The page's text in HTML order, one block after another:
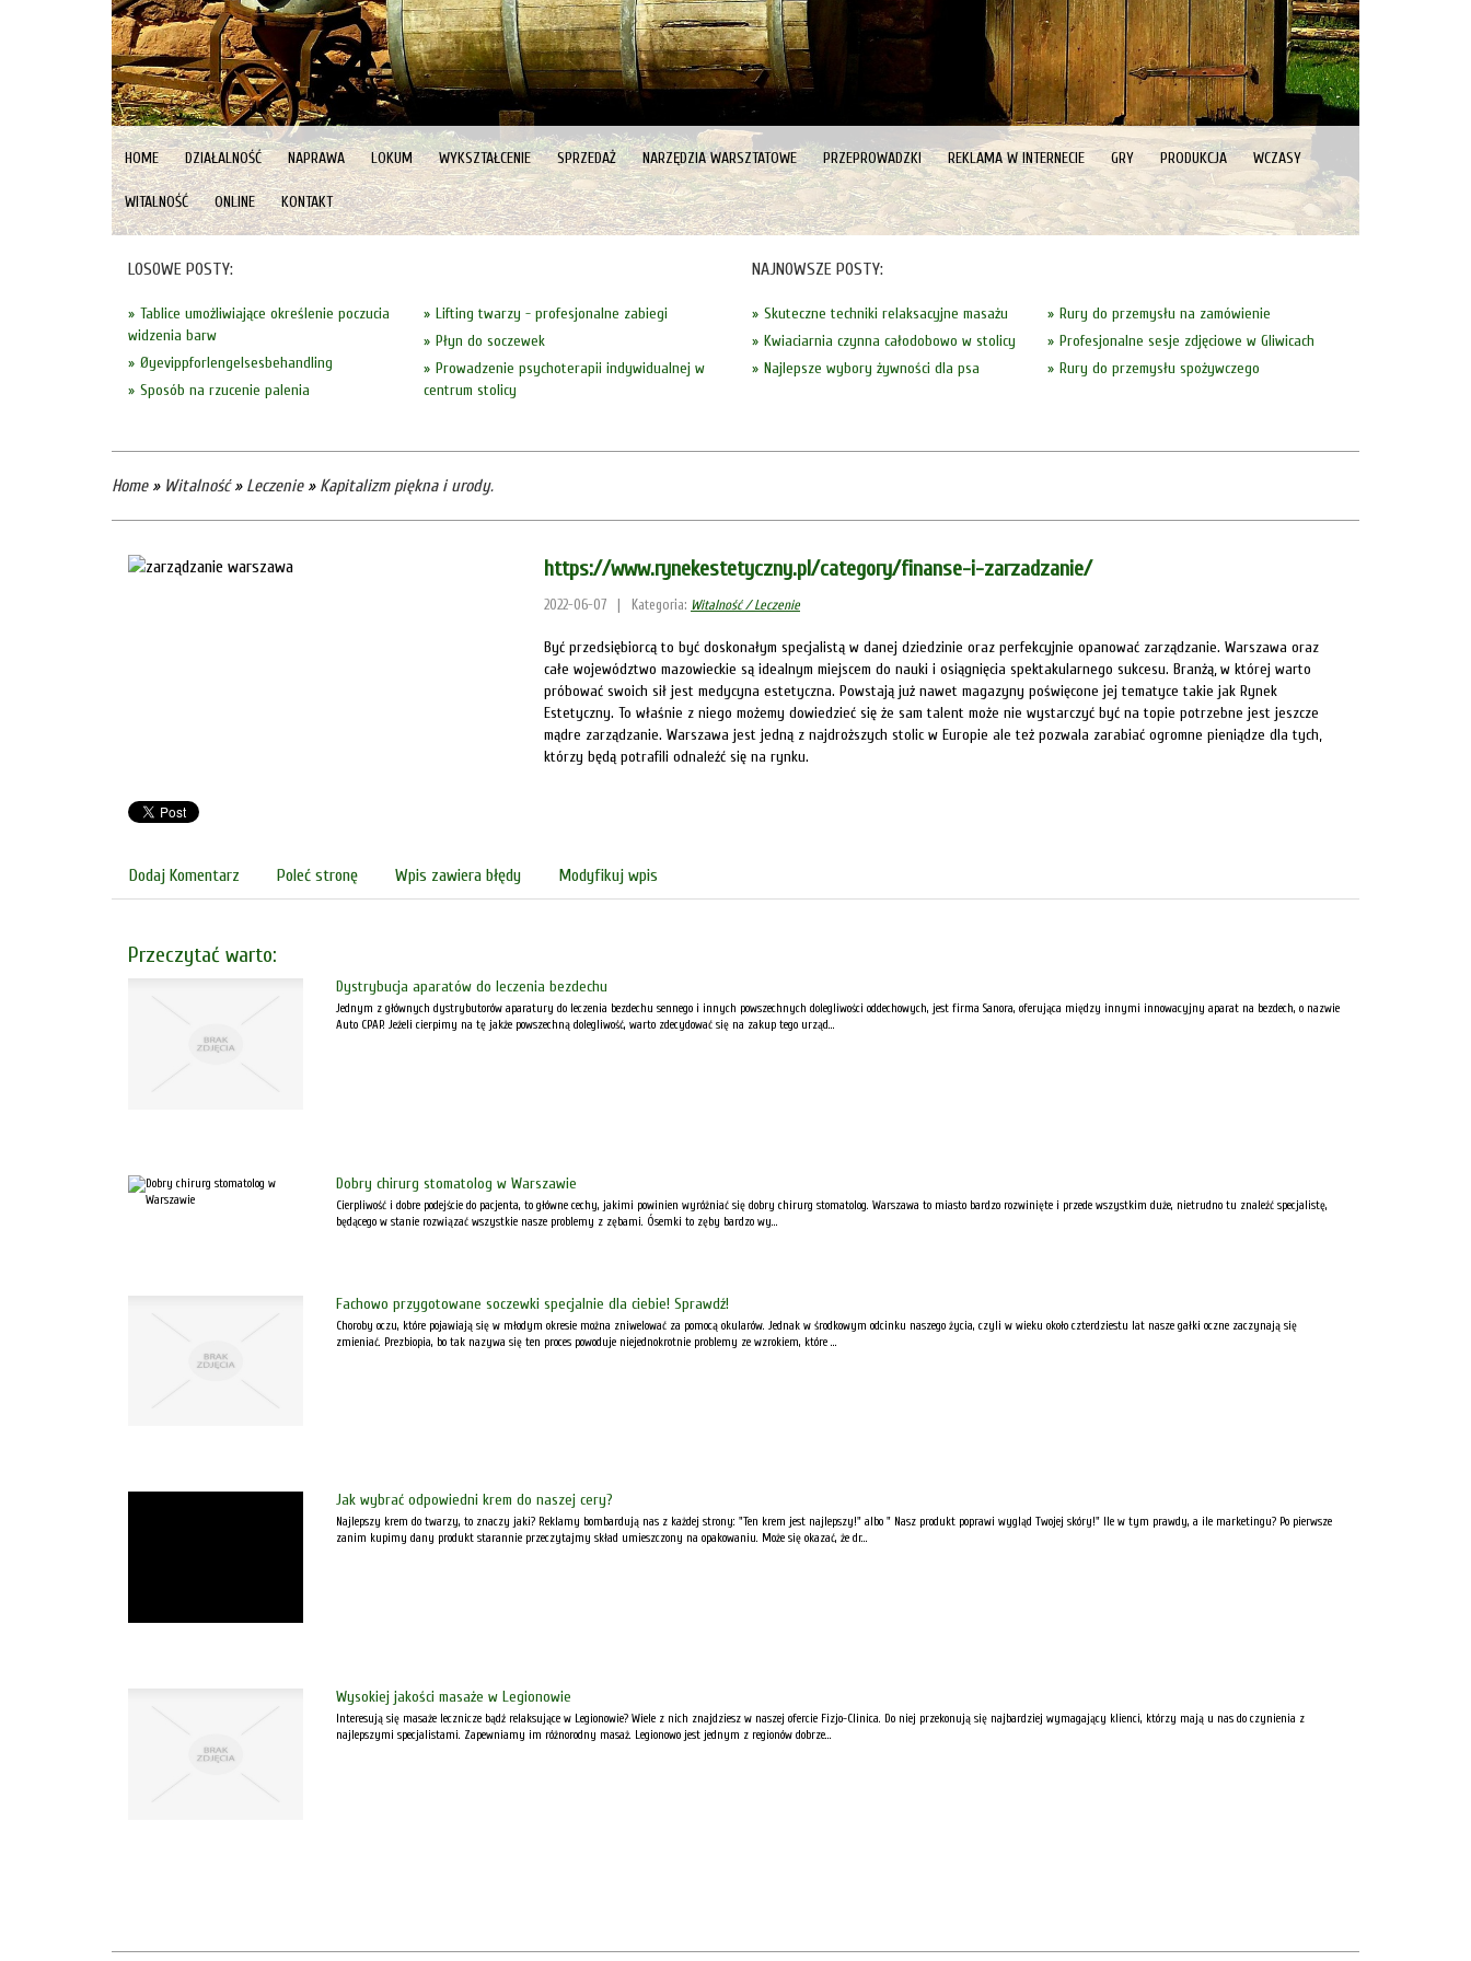
HOME DZIAŁALNOŚĆ NAPRAWA LOKUM WYKSZTAŁCENIE SPRZEDAŻ NARZĘDZIA WARSZTATOWE PRZEPROWADZKI REKLAMA W INTERNECIE GRY PRODUKCJA WCZASY
WITALNOŚĆ ONLINE KONTAKT
LOSOWE POSTY:
Lifting twarzy - profesjonalne zabiegi
Tablice umożliwiające określenie poczucia
widzenia barw
Płyn do soczewek
Øyevippforlengelsesbehandling
Prowadzenie psychoterapii indywidualnej w
centrum stolicy
Sposób na rzucenie palenia
NAJNOWSZE POSTY:
Rury do przemysłu na zamówienie
Skuteczne techniki relaksacyjne masażu
Profesjonalne sesje zdjęciowe w Gliwicach
Kwiaciarnia czynna całodobowo w stolicy
Rury do przemysłu spożywczego
Najlepsze wybory żywności dla psa
Home» Witalność» Leczenie» Kapitalizm piękna i urody.
https://www.rynekestetyczny.pl/category/finanse-i-zarzadzanie/
2022-06-07 Kategoria: Witalność / Leczenie
Być przedsiębiorcą to być doskonałym specjalistą w danej dziedzinie oraz perfekcyjnie opanować zarządzanie. Warszawa oraz
całe województwo mazowieckie są idealnym miejscem do nauki i osiągnięcia spektakularnego sukcesu. Branżą, w której warto
próbować swoich sił jest medycyna estetyczna. Powstają już nawet magazyny poświęcone jej tematyce takie jak Rynek
Estetyczny. To właśnie z niego możemy dowiedzieć się że sam talent może nie wystarczyć być na topie potrzebne jest jeszcze
mądre zarządzanie. Warszawa jest jedną z najdroższych stolic w Europie ale też pozwala zarabiać ogromne pieniądze dla tych,
którzy będą potrafili odnaleźć się na rynku.
Dodaj Komentarz Poleć stronę Wpis zawiera błędy Modyfikuj wpis
Przeczytać warto:
Dystrybucja aparatów do leczenia bezdechu
Jednym z głównych dystrybutorów aparatury do leczenia bezdechu sennego i innych powszechnych dolegliwości oddechowych, jest firma Sanora, oferująca między innymi innowacyjny aparat na bezdech, o nazwie
Auto CPAP. Jeżeli cierpimy na tę jakże powszechną dolegliwość, warto zdecydować się na zakup tego urząd...
Dobry chirurg stomatolog w Warszawie
Cierpliwość i dobre podejście do pacjenta, to główne cechy, jakimi powinien wyróżniać się dobry chirurg stomatolog. Warszawa to miasto bardzo rozwinięte i przede wszystkim duże, nietrudno tu znaleźć specjalistę,
będącego w stanie rozwiązać wszystkie nasze problemy z zębami. Ósemki to zęby bardzo wy...
Fachowo przygotowane soczewki specjalnie dla ciebie! Sprawdź!
Choroby oczu, które pojawiają się w młodym okresie można zniwelować za pomocą okularów. Jednak w środkowym odcinku naszego życia, czyli w wieku około czterdziestu lat nasze gałki oczne zaczynają się
zmieniać. Prezbiopia, bo tak nazywa się ten proces powoduje niejednokrotnie problemy ze wzrokiem, które ...
Jak wybrać odpowiedni krem do naszej cery?
Najlepszy krem do twarzy, to znaczy jaki? Reklamy bombardują nas z każdej strony: "Ten krem jest najlepszy!" albo " Nasz produkt poprawi wygląd Twojej skóry!" Ile w tym prawdy, a ile marketingu? Po pierwsze
zanim kupimy dany produkt starannie przeczytajmy skład umieszczony na opakowaniu. Może się okazać, że dr...
Wysokiej jakości masaże w Legionowie
Interesują się masaże lecznicze bądź relaksujące w Legionowie? Wiele z nich znajdziesz w naszej ofercie Fizjo-Clinica. Do niej przekonują się najbardziej wymagający klienci, którzy mają u nas do czynienia z
najlepszymi specjalistami. Zapewniamy im różnorodny masaż. Legionowo jest jednym z regionów dobrze...